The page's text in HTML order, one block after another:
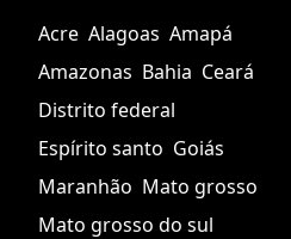
Acre Alagoas Amapá
Amazonas Bahia Ceará
Distrito federal
Espírito santo Goiás
Maranhão Mato grosso
Mato grosso do sul